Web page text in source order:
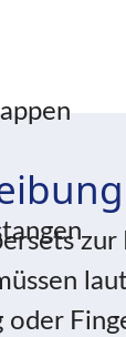
zur
oder